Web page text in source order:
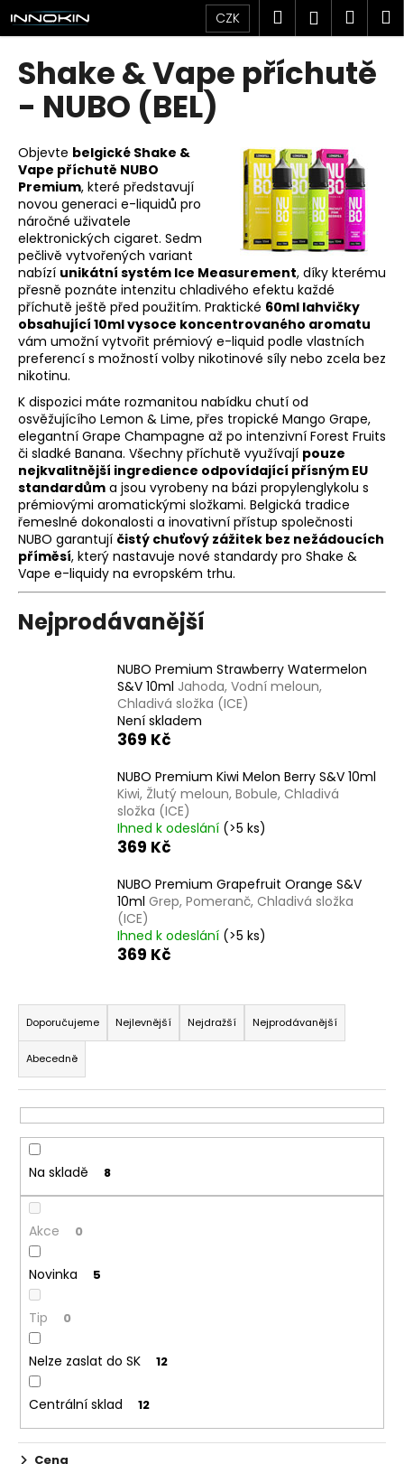
Přejít
na
obsah
CZK Hledat
Shake & Vape příchutě
- NUBO (BEL)
Objevte belgické Shake &
Vape příchutě NUBO
Premium, které představují
novou generaci e-liquidů pro
náročné uživatele
elektronických cigaret. Sedm
pečlivě vytvořených variant
nabízí unikátní systém Ice Measurement, díky kterému
přesně poznáte intenzitu chladivého efektu každé
příchutě ještě před použitím. Praktické 60ml lahvičky
obsahující 10ml vysoce koncentrovaného aromatu
vám umožní vytvořit prémiový e-liquid podle vlastních
preferencí s možností volby nikotinové síly nebo zcela bez
nikotinu.
K dispozici máte rozmanitou nabídku chutí od
osvěžujícího Lemon & Lime, přes tropické Mango Grape,
elegantní Grape Champagne až po intenzivní Forest Fruits
či sladké Banana. Všechny příchutě využívají pouze
nejkvalitnější ingredience odpovídající přísným EU
standardům a jsou vyrobeny na bázi propylenglykolu s
prémiovými aromatickými složkami. Belgická tradice
řemeslné dokonalosti a inovativní přístup společnosti
NUBO garantují čistý chuťový zážitek bez nežádoucích
příměsí, který nastavuje nové standardy pro Shake &
Vape e-liquidy na evropském trhu.
Nejprodávanější
NUBO Premium Strawberry Watermelon
S&V 10ml Jahoda, Vodní meloun,
Chladivá složka (ICE)
Není skladem
369 Kč
NUBO Premium Kiwi Melon Berry S&V 10ml
Kiwi, Žlutý meloun, Bobule, Chladivá
složka (ICE)
Ihned k odeslání (>5 ks)
369 Kč
NUBO Premium Grapefruit Orange S&V
10ml Grep, Pomeranč, Chladivá složka
(ICE)
Ihned k odeslání (>5 ks)
369 Kč
Ř
a
z
e
n
í
p
o
d
u
k
ů
Doporučujeme Nejlevnější Nejdražší Nejprodávanější
Abecedně
Na skladě 8
Akce 0
Novinka 5
Tip 0
Nelze zaslat do SK 12
Centrální sklad 12
Cena
K
o
C
p
o
t
ř
e
b
u
j
e
t
e
n
a
j
í
t
?
HLEDAT
6MG
156
Kč
Původně:
195
Kč